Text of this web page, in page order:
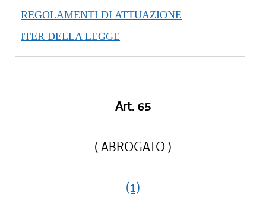
REGOLAMENTI DI ATTUAZIONE
ITER DELLA LEGGE
Art. 65
( ABROGATO )
(1)